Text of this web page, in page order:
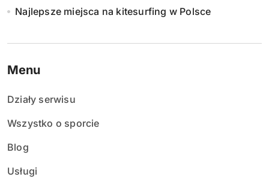
Najlepsze miejsca na kitesurfing w Polsce
Menu
Działy serwisu
Wszystko o sporcie
Blog
Usługi